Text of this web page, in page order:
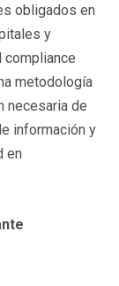
obligados en
y
compliance
metodología
necesaria de
información y
en